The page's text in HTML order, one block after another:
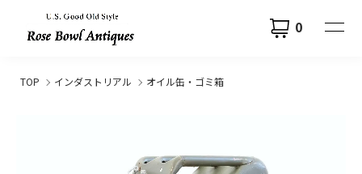
0
TOP インダストリアル オイル缶・ゴミ箱